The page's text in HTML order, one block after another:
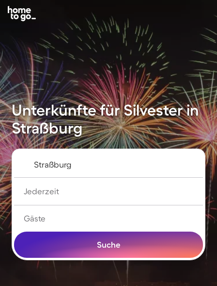
Unterkünfte für Silvester in
Straßburg
Jederzeit
Gäste
Suche